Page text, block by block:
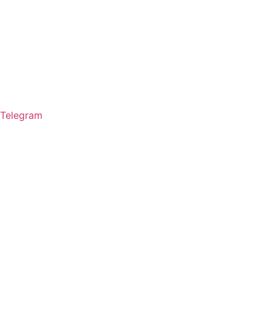
Telegram